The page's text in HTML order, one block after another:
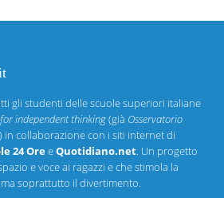
gli studenti delle scuole superiori italiane
independent thinking(già Osservatorio
) in collaborazione con i siti internet di
24 OreeQuotidiano.net. Un progetto
e voce ai ragazzi e che stimola la
soprattutto il divertimento.